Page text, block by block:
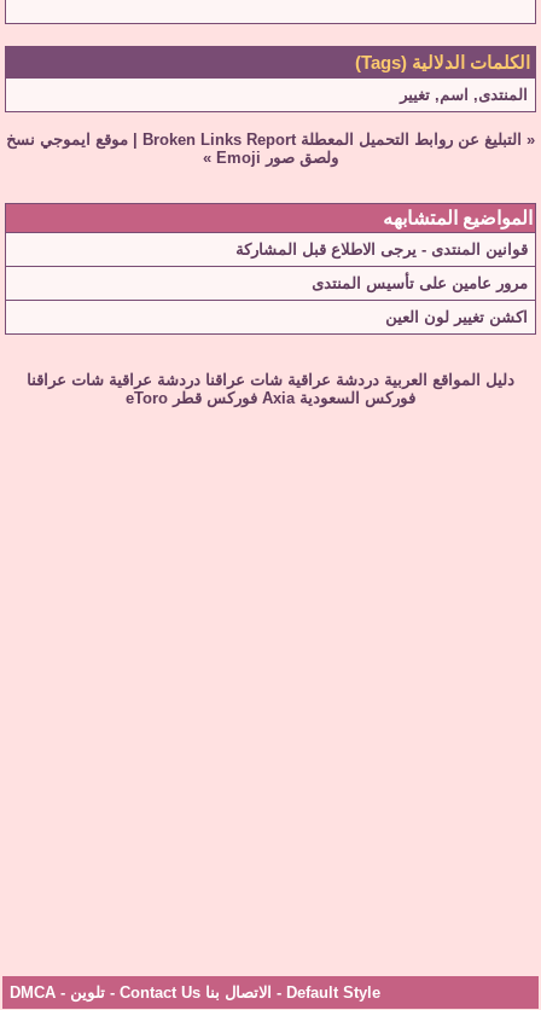
الكلمات الدلالية (Tags)
المنتدى, اسم, تغيير
« التبليغ عن روابط التحميل المعطلة Broken Links Report
موقع ايموجي نسخ
ولصق صور Emoji
»
المواضيع المتشابهه
قوانين المنتدى - يرجى الاطلاع قبل المشاركة
مرور عامين على تأسيس المنتدى
اكشن تغيير لون العين
دليل المواقع العربية دردشة عراقية شات عراقنا دردشة عراقية شات عراقنا
فوركس السعودية Axia فوركس قطر eToro
Default Style
- الاتصال بنا Contact Us - تلوين -
DMCA